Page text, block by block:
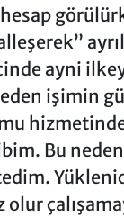
hesap
ayni
işimin
Bu
olur